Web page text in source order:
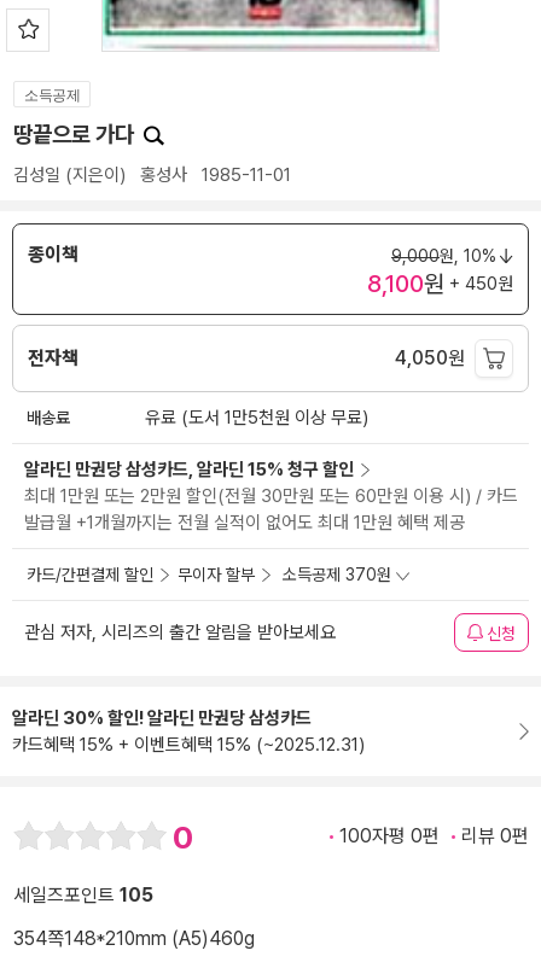
소득공제
땅끝으로 가다
김성일 (지은이) 홍성사 1985-11-01
종이책 9,000원, 10%
8,100원 + 450원
전자책 4,050원
배송료 유료 (도서 1만5천원 이상 무료)
알라딘 만권당 삼성카드, 알라딘 15% 청구 할인
최대 1만원 또는 2만원 할인(전월 30만원 또는 60만원 이용 시) / 카드
발급월 +1개월까지는 전월 실적이 없어도 최대 1만원 혜택 제공
카드/간편결제 할인 무이자 할부 소득공제 370원
관심 저자, 시리즈의 출간 알림을 받아보세요 신청
알라딘 30% 할인! 알라딘 만권당 삼성카드
카드혜택 15% + 이벤트혜택 15% (~2025.12.31)
0 100자평 0편 리뷰 0편
세일즈포인트 105
354쪽148*210mm (A5)460g